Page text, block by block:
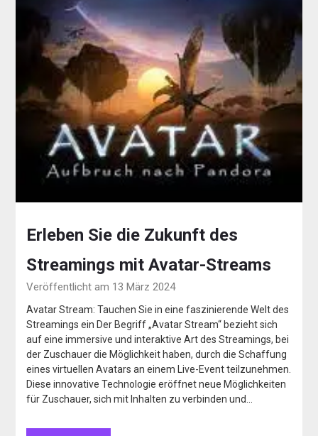
Erleben Sie die Zukunft des
Streamings mit Avatar-Streams
Veröffentlicht am 13 März 2024
Avatar Stream: Tauchen Sie in eine faszinierende Welt des
Streamings ein Der Begriff „Avatar Stream“ bezieht sich
auf eine immersive und interaktive Art des Streamings, bei
der Zuschauer die Möglichkeit haben, durch die Schaffung
eines virtuellen Avatars an einem Live-Event teilzunehmen.
Diese innovative Technologie eröffnet neue Möglichkeiten
für Zuschauer, sich mit Inhalten zu verbinden und…